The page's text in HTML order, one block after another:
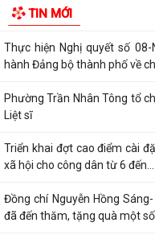
TIN MỚI
tìm kiếm, quy tập và xác định...
Thực hiện Nghị quyết số
hành Đảng bộ thành phố về
Phường Trần Nhân Tông tổ
Liệt sĩ
Triển khai đợt cao điểm cài
xã hội cho công dân từ 6 đến...
Đồng chí Nguyễn Hồng
đã đến thăm, tặng quà một số